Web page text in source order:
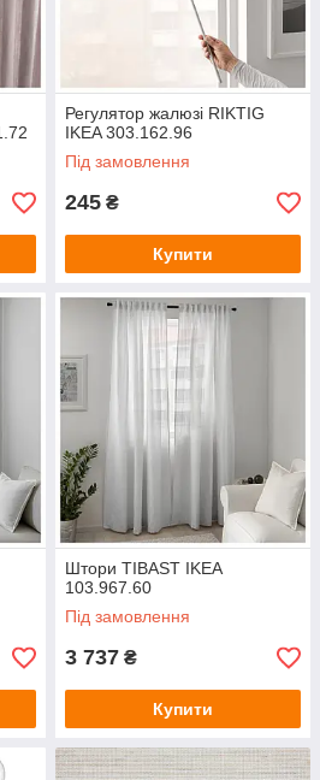
Регулятор жалюзі RIKTIG
IKEA 303.162.96
Під замовлення
245 ₴
Купити
Штори TIBAST IKEA
103.967.60
Під замовлення
3 737 ₴
Купити